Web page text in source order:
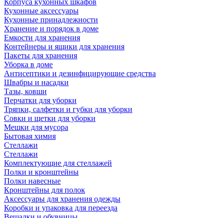
Корпуса кухонных шкафов
Кухонные аксессуары
Кухонные принадлежности
Хранение и порядок в доме
Емкости для хранения
Контейнеры и ящики для хранения
Пакеты для хранения
Уборка в доме
Антисептики и дезинфицирующие средства
Швабры и насадки
Тазы, ковши
Перчатки для уборки
Тряпки, салфетки и губки для уборки
Совки и щетки для уборки
Мешки для мусора
Бытовая химия
Стеллажи
Стеллажи
Комплектующие для стеллажей
Полки и кронштейны
Полки навесные
Кронштейны для полок
Аксессуары для хранения одежды
Коробки и упаковка для переезда